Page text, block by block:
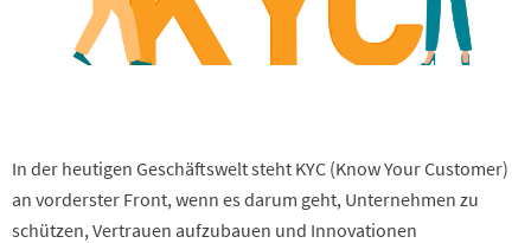
In der heutigen Geschäftswelt steht KYC (Know Your Customer)
an vorderster Front, wenn es darum geht, Unternehmen zu
schützen, Vertrauen aufzubauen und Innovationen